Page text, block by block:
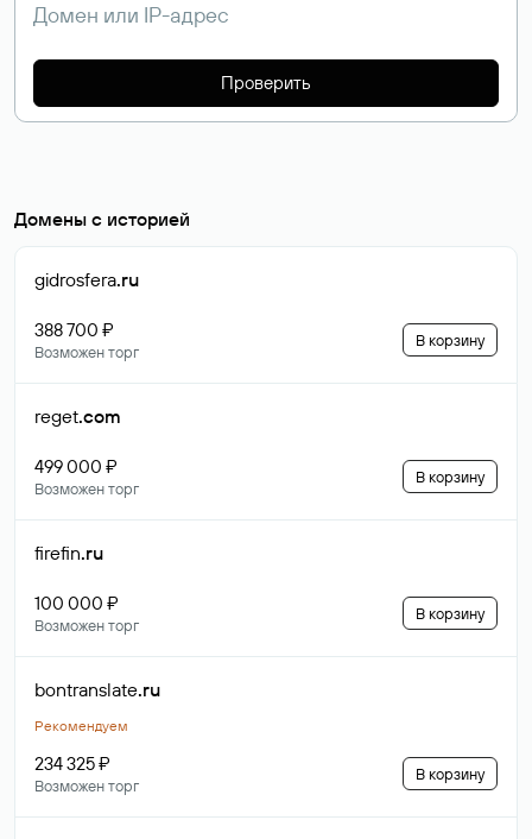
Проверить
Домены с историей
gidrosfera.ru
388 700 ₽
Возможен торг
В корзину
reget.com
499 000 ₽
Возможен торг
В корзину
firefin.ru
100 000 ₽
Возможен торг
В корзину
bontranslate.ru
Рекомендуем
234 325 ₽
Возможен торг
В корзину